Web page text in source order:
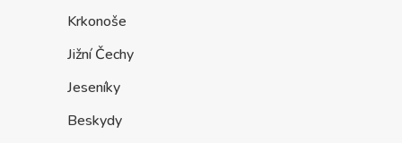
Krkonoše
Jižní Čechy
Jeseníky
Beskydy